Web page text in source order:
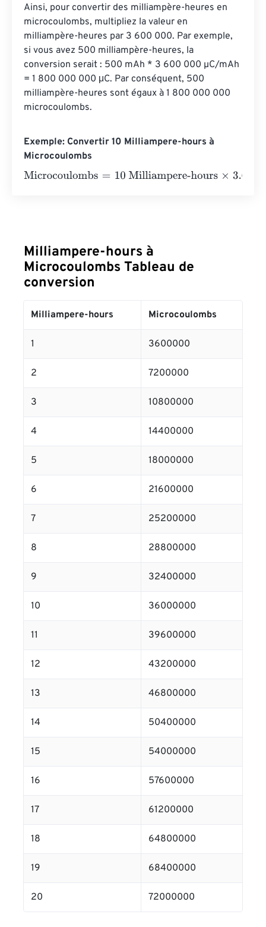
Ainsi, pour convertir des milliampère-heures en
microcoulombs, multipliez la valeur en
milliampère-heures par 3 600 000. Par exemple,
si vous avez 500 milliampère-heures, la
conversion serait : 500 mAh * 3 600 000 µC/mAh
= 1 800 000 000 μC. Par conséquent, 500
milliampère-heures sont égaux à 1 800 000 000
microcoulombs.
Exemple: Convertir 10 Milliampere-hours à
Microcoulombs
Microcoulombs=10 Milliampere-hours×3.6e+6 =
Milliampere-hours à
Microcoulombs Tableau de
conversion
Milliampere-hours Microcoulombs
1 3600000
2 7200000
3 10800000
4 14400000
5 18000000
6 21600000
7 25200000
8 28800000
9 32400000
10 36000000
11 39600000
12 43200000
13 46800000
14 50400000
15 54000000
16 57600000
17 61200000
18 64800000
19 68400000
20 72000000